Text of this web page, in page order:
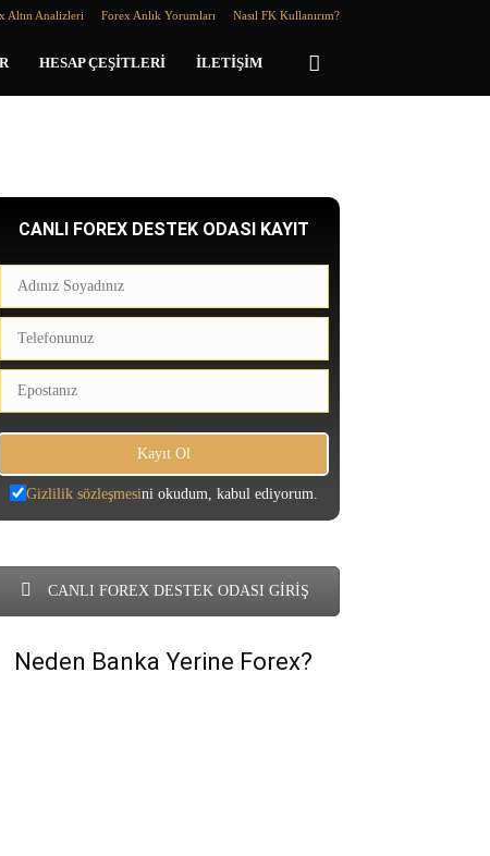
Altın Analizleri Forex Anlık Yorumları Nasıl FK Kullanırım?
HESAP ÇEŞITLERI İLETIŞIM
CANLI FOREX DESTEK ODASI KAYIT
Gizlilik sözleşmesini okudum, kabul ediyorum.
CANLI FOREX DESTEK ODASI GİRİŞ
Neden Banka Yerine Forex?